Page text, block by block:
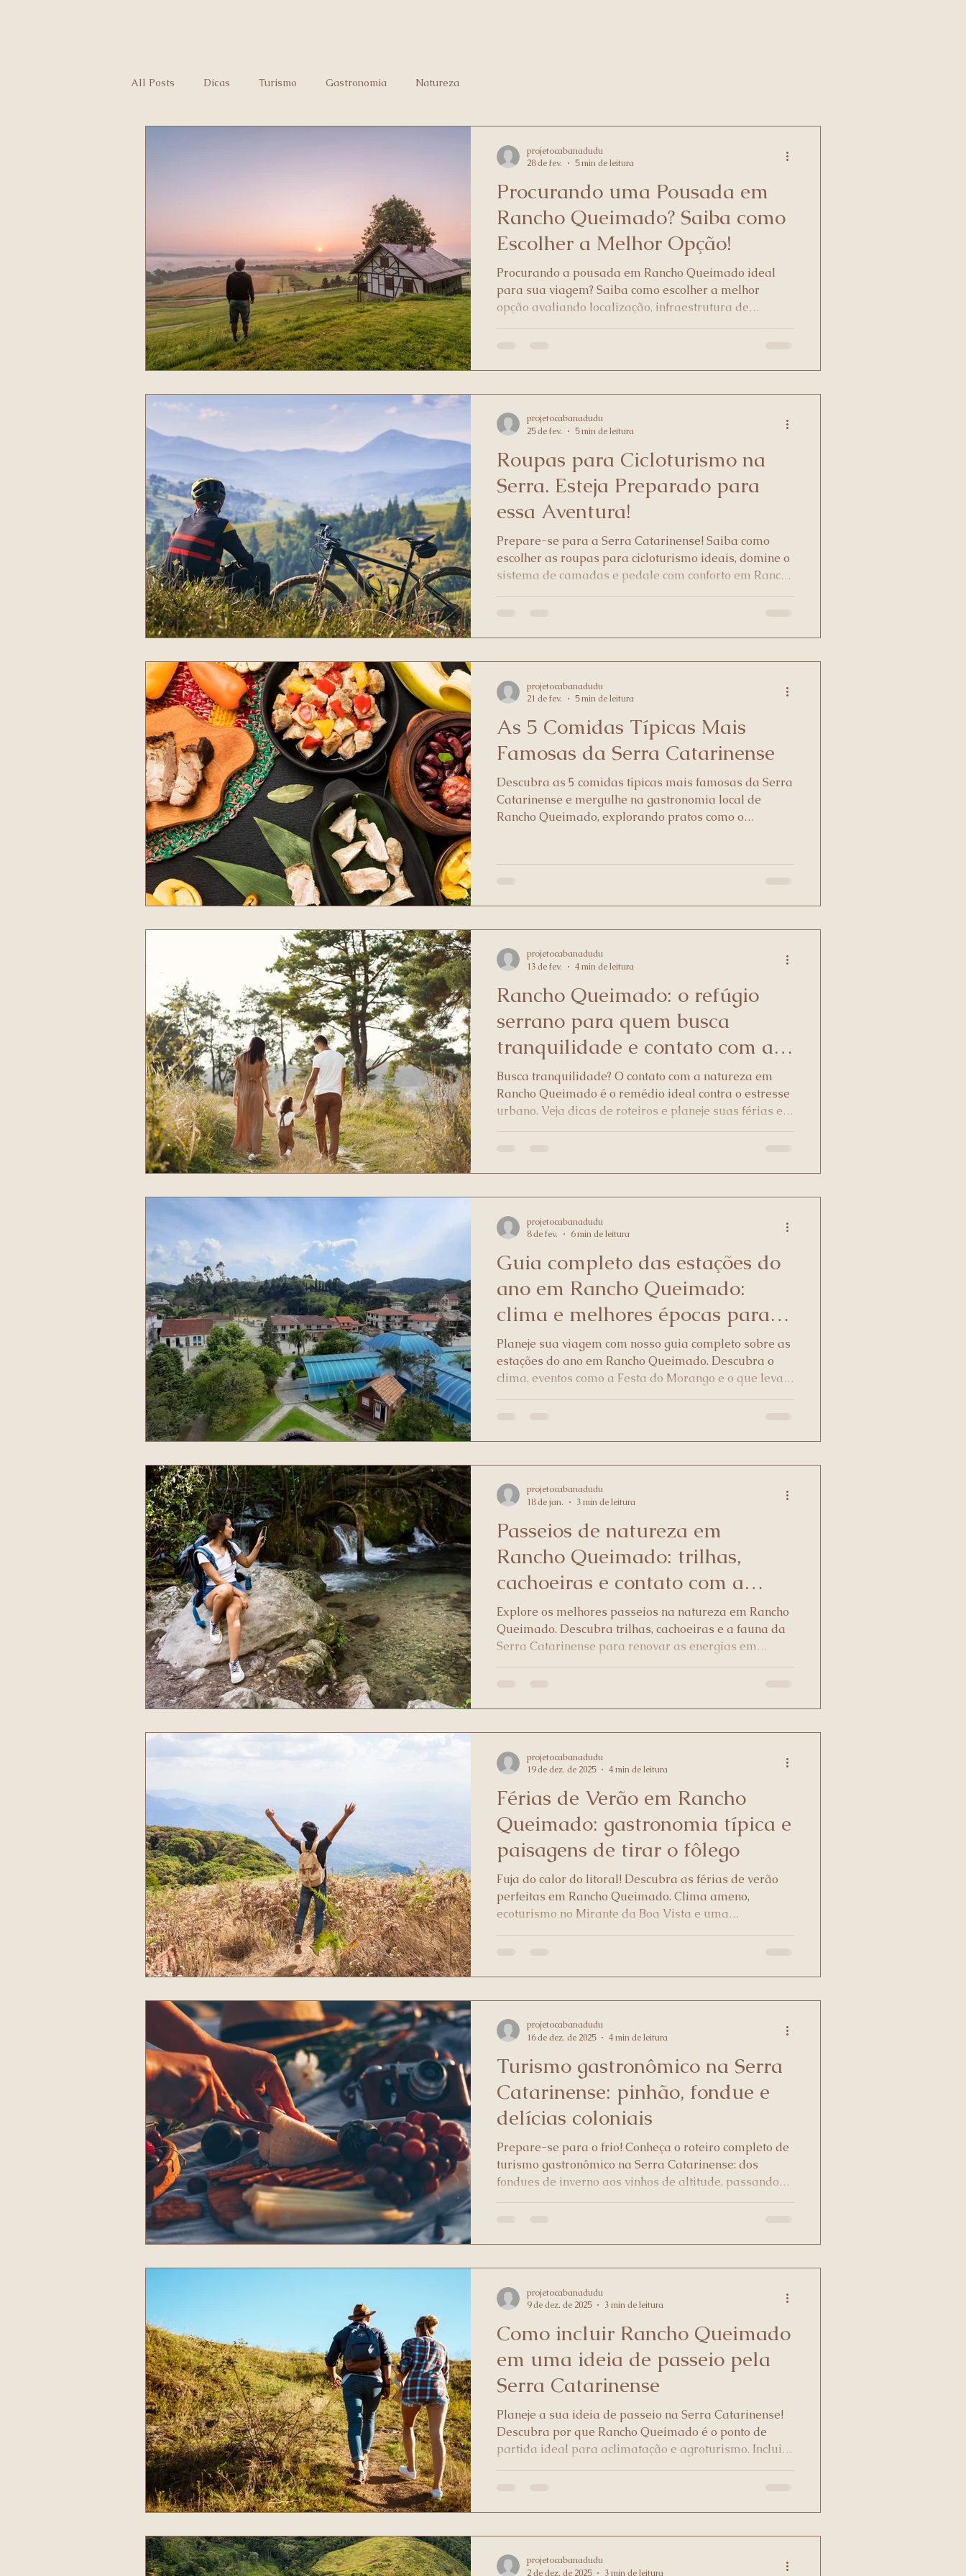
All Posts Dicas Turismo Gastronomia Natureza
Procurando uma Pousada em
Rancho Queimado? Saiba como
Escolher a Melhor Opção!
Procurando a pousada em Rancho Queimado ideal
para sua viagem? Saiba como escolher a melhor
opção avaliando localização, infraestrutura de
projetocabanadudu
28 de fev.
5 min de leitura
Roupas para Cicloturismo na
Serra. Esteja Preparado para
essa Aventura!
Prepare-se para a Serra Catarinense! Saiba como
escolher as roupas para cicloturismo ideais, domine o
sistema de camadas e pedale com conforto em Rancho
Queimado.
projetocabanadudu
25 de fev.
5 min de leitura
As 5 Comidas Típicas Mais
Famosas da Serra Catarinense
Descubra as 5 comidas típicas mais famosas da Serra
Catarinense e mergulhe na gastronomia local de
Rancho Queimado, explorando pratos como o
projetocabanadudu
21 de fev.
5 min de leitura
Rancho Queimado: o refúgio
serrano para quem busca
tranquilidade e contato com a
natureza
Busca tranquilidade? O contato com a natureza em
Rancho Queimado é o remédio ideal contra o estresse
urbano. Veja dicas de roteiros e planeje suas férias em
família na serra.
projetocabanadudu
13 de fev.
4 min de leitura
Guia completo das estações do
ano em Rancho Queimado:
clima e melhores épocas para
visitar
Planeje sua viagem com nosso guia completo sobre as
estações do ano em Rancho Queimado. Descubra o
clima, eventos como a Festa do Morango e o que levar
projetocabanadudu
8 de fev.
6 min de leitura
Passeios de natureza em
Rancho Queimado: trilhas,
cachoeiras e contato com a
fauna local
Explore os melhores passeios na natureza em Rancho
Queimado. Descubra trilhas, cachoeiras e a fauna da
Serra Catarinense para renovar as energias em
família.
projetocabanadudu
18 de jan.
3 min de leitura
Férias de Verão em Rancho
Queimado: gastronomia típica e
paisagens de tirar o fôlego
Fuja do calor do litoral! Descubra as férias de verão
perfeitas em Rancho Queimado. Clima ameno,
ecoturismo no Mirante da Boa Vista e uma
projetocabanadudu
19 de dez. de 2025
4 min de leitura
Turismo gastronômico na Serra
Catarinense: pinhão, fondue e
delícias coloniais
Prepare-se para o frio! Conheça o roteiro completo de
turismo gastronômico na Serra Catarinense: dos
fondues de inverno aos vinhos de altitude, passando
pela tradição do pinhão e a fartura colonial alemã de
projetocabanadudu
16 de dez. de 2025
4 min de leitura
Como incluir Rancho Queimado
em uma ideia de passeio pela
Serra Catarinense
Planeje a sua ideia de passeio na Serra Catarinense!
Descubra por que Rancho Queimado é o ponto de
partida ideal para aclimatação e agroturismo. Inclui
projetocabanadudu
9 de dez. de 2025
3 min de leitura
projetocabanadudu
2 de dez. de 2025
3 min de leitura